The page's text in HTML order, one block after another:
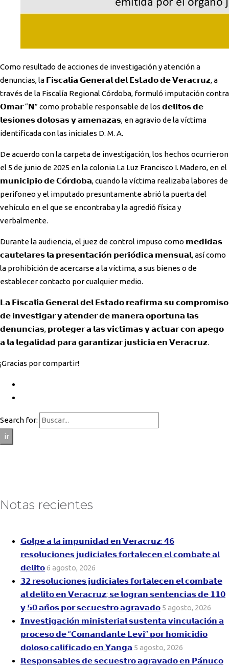
Como resultado de acciones de investigación y atención a
denuncias, la 𝗙𝗶𝘀𝗰𝗮𝗹𝗶́𝗮 𝗚𝗲𝗻𝗲𝗿𝗮𝗹 𝗱𝗲𝗹 𝗘𝘀𝘁𝗮𝗱𝗼 𝗱𝗲 𝗩𝗲𝗿𝗮𝗰𝗿𝘂𝘇, a
través de la Fiscalía Regional Córdoba, formuló imputación contra
𝗢𝗺𝗮𝗿 “𝗡” como probable responsable de los 𝗱𝗲𝗹𝗶𝘁𝗼𝘀 𝗱𝗲
𝗹𝗲𝘀𝗶𝗼𝗻𝗲𝘀 𝗱𝗼𝗹𝗼𝘀𝗮𝘀 𝘆 𝗮𝗺𝗲𝗻𝗮𝘇𝗮𝘀, en agravio de la víctima
identificada con las iniciales D. M. A.
De acuerdo con la carpeta de investigación, los hechos ocurrieron
el 5 de junio de 2025 en la colonia La Luz Francisco I. Madero, en el
𝗺𝘂𝗻𝗶𝗰𝗶𝗽𝗶𝗼 𝗱𝗲 𝗖𝗼́𝗿𝗱𝗼𝗯𝗮, cuando la víctima realizaba labores de
perifoneo y el imputado presuntamente abrió la puerta del
vehículo en el que se encontraba y la agredió física y
verbalmente.
Durante la audiencia, el juez de control impuso como 𝗺𝗲𝗱𝗶𝗱𝗮𝘀
𝗰𝗮𝘂𝘁𝗲𝗹𝗮𝗿𝗲𝘀 𝗹𝗮 𝗽𝗿𝗲𝘀𝗲𝗻𝘁𝗮𝗰𝗶𝗼́𝗻 𝗽𝗲𝗿𝗶𝗼́𝗱𝗶𝗰𝗮 𝗺𝗲𝗻𝘀𝘂𝗮𝗹, así como
la prohibición de acercarse a la víctima, a sus bienes o de
establecer contacto por cualquier medio.
𝗟𝗮 𝗙𝗶𝘀𝗰𝗮𝗹𝗶́𝗮 𝗚𝗲𝗻𝗲𝗿𝗮𝗹 𝗱𝗲𝗹 𝗘𝘀𝘁𝗮𝗱𝗼 𝗿𝗲𝗮𝗳𝗶𝗿𝗺𝗮 𝘀𝘂 𝗰𝗼𝗺𝗽𝗿𝗼𝗺𝗶𝘀𝗼
𝗱𝗲 𝗶𝗻𝘃𝗲𝘀𝘁𝗶𝗴𝗮𝗿 𝘆 𝗮𝘁𝗲𝗻𝗱𝗲𝗿 𝗱𝗲 𝗺𝗮𝗻𝗲𝗿𝗮 𝗼𝗽𝗼𝗿𝘁𝘂𝗻𝗮 𝗹𝗮𝘀
𝗱𝗲𝗻𝘂𝗻𝗰𝗶𝗮𝘀, 𝗽𝗿𝗼𝘁𝗲𝗴𝗲𝗿 𝗮 𝗹𝗮𝘀 𝘃𝗶́𝗰𝘁𝗶𝗺𝗮𝘀 𝘆 𝗮𝗰𝘁𝘂𝗮𝗿 𝗰𝗼𝗻 𝗮𝗽𝗲𝗴𝗼
𝗮 𝗹𝗮 𝗹𝗲𝗴𝗮𝗹𝗶𝗱𝗮𝗱 𝗽𝗮𝗿𝗮 𝗴𝗮𝗿𝗮𝗻𝘁𝗶𝘇𝗮𝗿 𝗷𝘂𝘀𝘁𝗶𝗰𝗶𝗮 𝗲𝗻 𝗩𝗲𝗿𝗮𝗰𝗿𝘂𝘇.
¡Gracias por compartir!
Search for:
ir
Notas recientes
𝗚𝗼𝗹𝗽𝗲 𝗮 𝗹𝗮 𝗶𝗺𝗽𝘂𝗻𝗶𝗱𝗮𝗱 𝗲𝗻 𝗩𝗲𝗿𝗮𝗰𝗿𝘂𝘇: 𝟰𝟲
𝗿𝗲𝘀𝗼𝗹𝘂𝗰𝗶𝗼𝗻𝗲𝘀 𝗷𝘂𝗱𝗶𝗰𝗶𝗮𝗹𝗲𝘀 𝗳𝗼𝗿𝘁𝗮𝗹𝗲𝗰𝗲𝗻 𝗲𝗹 𝗰𝗼𝗺𝗯𝗮𝘁𝗲 𝗮𝗹
𝗱𝗲𝗹𝗶𝘁𝗼6 agosto, 2026
𝟯𝟮 𝗿𝗲𝘀𝗼𝗹𝘂𝗰𝗶𝗼𝗻𝗲𝘀 𝗷𝘂𝗱𝗶𝗰𝗶𝗮𝗹𝗲𝘀 𝗳𝗼𝗿𝘁𝗮𝗹𝗲𝗰𝗲𝗻 𝗲𝗹 𝗰𝗼𝗺𝗯𝗮𝘁𝗲
𝗮𝗹 𝗱𝗲𝗹𝗶𝘁𝗼 𝗲𝗻 𝗩𝗲𝗿𝗮𝗰𝗿𝘂𝘇; 𝘀𝗲 𝗹𝗼𝗴𝗿𝗮𝗻 𝘀𝗲𝗻𝘁𝗲𝗻𝗰𝗶𝗮𝘀 𝗱𝗲 𝟭𝟭𝟬
𝘆 𝟱𝟬 𝗮𝗻̃𝗼𝘀 𝗽𝗼𝗿 𝘀𝗲𝗰𝘂𝗲𝘀𝘁𝗿𝗼 𝗮𝗴𝗿𝗮𝘃𝗮𝗱𝗼 5 agosto, 2026
𝗜𝗻𝘃𝗲𝘀𝘁𝗶𝗴𝗮𝗰𝗶𝗼́𝗻 𝗺𝗶𝗻𝗶𝘀𝘁𝗲𝗿𝗶𝗮𝗹 𝘀𝘂𝘀𝘁𝗲𝗻𝘁𝗮 𝘃𝗶𝗻𝗰𝘂𝗹𝗮𝗰𝗶𝗼́𝗻 𝗮
𝗽𝗿𝗼𝗰𝗲𝘀𝗼 𝗱𝗲 “𝗖𝗼𝗺𝗮𝗻𝗱𝗮𝗻𝘁𝗲 𝗟𝗲𝘃𝗶” 𝗽𝗼𝗿 𝗵𝗼𝗺𝗶𝗰𝗶𝗱𝗶𝗼
𝗱𝗼𝗹𝗼𝘀𝗼 𝗰𝗮𝗹𝗶𝗳𝗶𝗰𝗮𝗱𝗼 𝗲𝗻 𝗬𝗮𝗻𝗴𝗮 5 agosto, 2026
𝗥𝗲𝘀𝗽𝗼𝗻𝘀𝗮𝗯𝗹𝗲𝘀 𝗱𝗲 𝘀𝗲𝗰𝘂𝗲𝘀𝘁𝗿𝗼 𝗮𝗴𝗿𝗮𝘃𝗮𝗱𝗼 𝗲𝗻 𝗣𝗮́𝗻𝘂𝗰𝗼